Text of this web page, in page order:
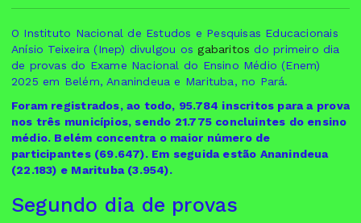
O Instituto Nacional de Estudos e Pesquisas Educacionais
Anísio Teixeira (Inep) divulgou os gabaritos do primeiro dia
de provas do Exame Nacional do Ensino Médio (Enem)
2025 em Belém, Ananindeua e Marituba, no Pará.
Foram registrados, ao todo, 95.784 inscritos para a prova
nos três municípios, sendo 21.775 concluintes do ensino
médio. Belém concentra o maior número de
participantes (69.647). Em seguida estão Ananindeua
(22.183) e Marituba (3.954).
Segundo dia de provas